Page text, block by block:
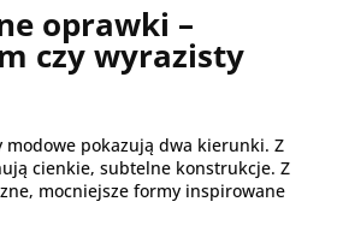
oprawki –
czy wyrazisty
modowe pokazują dwa kierunki. Z
cienkie, subtelne konstrukcje. Z
mocniejsze formy inspirowane